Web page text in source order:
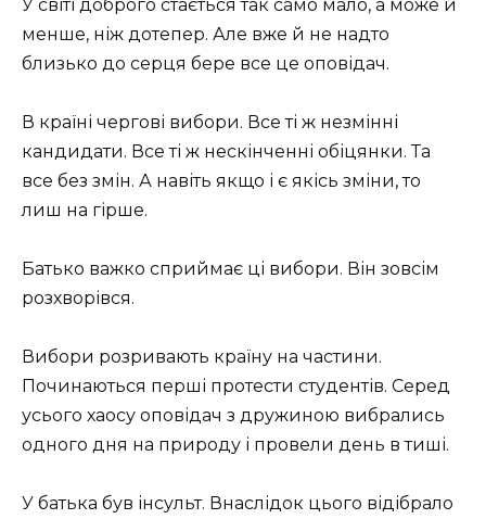
У світі доброго стається так само мало, а може й
менше, ніж дотепер. Але вже й не надто
близько до серця бере все це оповідач.
В країні чергові вибори. Все ті ж незмінні
кандидати. Все ті ж нескінченні обіцянки. Та
все без змін. А навіть якщо і є якісь зміни, то
лиш на гірше.
Батько важко сприймає ці вибори. Він зовсім
розхворівся.
Вибори розривають країну на частини.
Починаються перші протести студентів. Серед
усього хаосу оповідач з дружиною вибрались
одного дня на природу і провели день в тиші.
У батька був інсульт. Внаслідок цього відібрало